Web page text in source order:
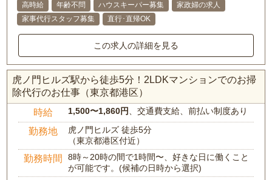
高時給
年齢不問 ハウスキーパー募集
家政婦の求人
家事代行スタッフ募集
直行･直帰OK
この求人の詳細を見る
虎ノ門ヒルズ駅から徒歩5分！2LDKマンションでのお掃
除代行のお仕事（東京都港区）
時給 1,500〜1,860円、交通費支給、前払い制度あり
勤務地
虎ノ門ヒルズ 徒歩5分
（東京都港区付近）
勤務時間
8時～20時の間で1時間〜、好きな日に働くこと
が可能です。(候補の日時から選択)